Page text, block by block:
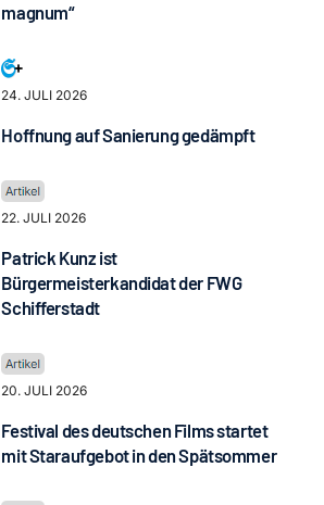
magnum“
24. JULI 2026
Hoffnung auf Sanierung gedämpft
22. JULI 2026
Patrick Kunz ist
Bürgermeisterkandidat der FWG
Schifferstadt
20. JULI 2026
Festival des deutschen Films startet
mit Staraufgebot in den Spätsommer